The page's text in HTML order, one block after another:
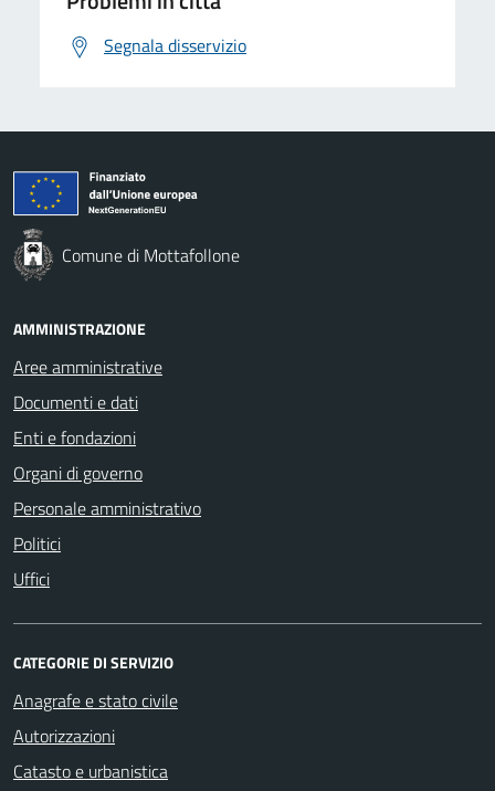
Segnala disservizio
Comune di Mottafollone
AMMINISTRAZIONE
Aree amministrative
Documenti e dati
Enti e fondazioni
Organi di governo
Personale amministrativo
Politici
Uffici
CATEGORIE DI SERVIZIO
Anagrafe e stato civile
Autorizzazioni
Catasto e urbanistica